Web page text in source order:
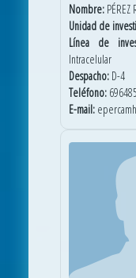
Nombre: PÉREZ
Unidad de
Línea de
Intracelular
Despacho: D-4
Teléfono:
E-mail: